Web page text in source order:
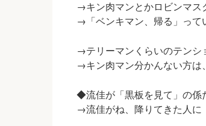
→キン肉マンとかロビンマス
→「ベンキマン、帰る」って
→テリーマンくらいのテンシ
→キン肉マン分かんない方は
◆流佳が「黒板を見て」の係
→流佳がね、降りてきた人に